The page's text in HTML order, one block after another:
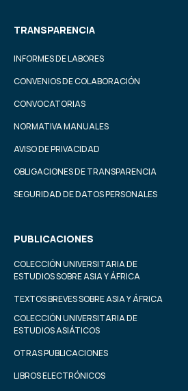
TRANSPARENCIA
INFORMES DE LABORES
CONVENIOS DE COLABORACIÓN
CONVOCATORIAS
NORMATIVA MANUALES
AVISO DE PRIVACIDAD
OBLIGACIONES DE TRANSPARENCIA
SEGURIDAD DE DATOS PERSONALES
PUBLICACIONES
COLECCIÓN UNIVERSITARIA DE
ESTUDIOS SOBRE ASIA Y ÁFRICA
TEXTOS BREVES SOBRE ASIA Y ÁFRICA
COLECCIÓN UNIVERSITARIA DE
ESTUDIOS ASIÁTICOS
OTRAS PUBLICACIONES
LIBROS ELECTRÓNICOS